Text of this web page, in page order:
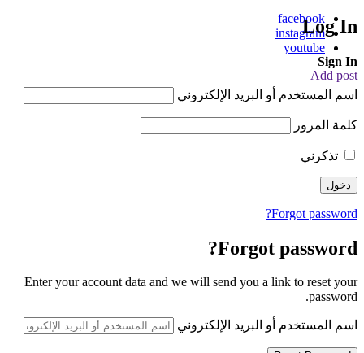
facebook
instagram
youtube
Add post
Log In
Sign In
اسم المستخدم أو البريد الإلكتروني
كلمة المرور
تذكرني
Forgot password?
Forgot password?
Enter your account data and we will send you a link to reset your
password.
اسم المستخدم أو البريد الإلكتروني